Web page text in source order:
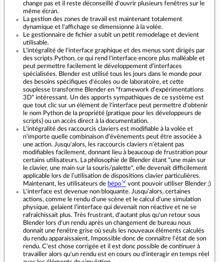
change pas et il reste déconseillé d'ouvrir plusieurs fenêtres sur le
même écran.
La gestion des zones de travail est maintenant totalement
dynamique et l'affichage se dimensionne à la volée.
Le gestionnaire de fichier a subit un petit remodelage et devient
utilisable.
L'intégralité de l'interface graphique et des menus sont dirigés par
des scripts Python, ce qui rend l'interface encore plus malléable et
peut permettre facilement le développement d'interfaces
spécialisées. Blender est utilisé tous les jours dans le monde pour
des besoins spécifiques d'écoles ou de laboratoire, et cette
souplesse transforme Blender en "framework d'expérimentations
3D" intéressant. Un des apports sympathiques de ce système est
que tout clic sur un élément de l'interface peut permettre d'obtenir
le nom Python de la propriété (pratique pour les développeurs de
scripts) ou un accès direct à la documentation.
L'intégralité des raccourcis claviers est modifiable à la volée et
n'importe quelle combinaison d'évènements peut être associée à
une action. Jusqu'alors, les raccourcis claviers n'étaient pas
modifiables facilement, donnant lieu à beaucoup de frustration pour
certains utilisateurs. La philosophie de Blender étant "une main sur
le clavier, une main sur la souris/palette", elle devenait difficilement
applicable lors de l'utilisation de dispositions clavier particulières.
Maintenant, les utilisateurs de bépo
vont pouvoir utiliser Blender ;)
L'interface est devenue non bloquante. Jusqu'alors, certaines
actions, comme le rendu d'une scène et le calcul d'une simulation
physique, gelaient l'interface qui devenait non réactive et ne se
rafraîchissait plus. Très frustrant, d'autant plus qu'un retour sous
Blender lors d'un rendu après un changement de bureau nous
donnait une fenêtre grise où seuls les nouveaux éléments calculés
du rendu apparaissaient, Impossible donc de connaître l'état de son
rendu. C'est chose corrigée et il est donc possible de continuer à
travailler alors qu'un rendu est en cours ou d'interagir en temps réel